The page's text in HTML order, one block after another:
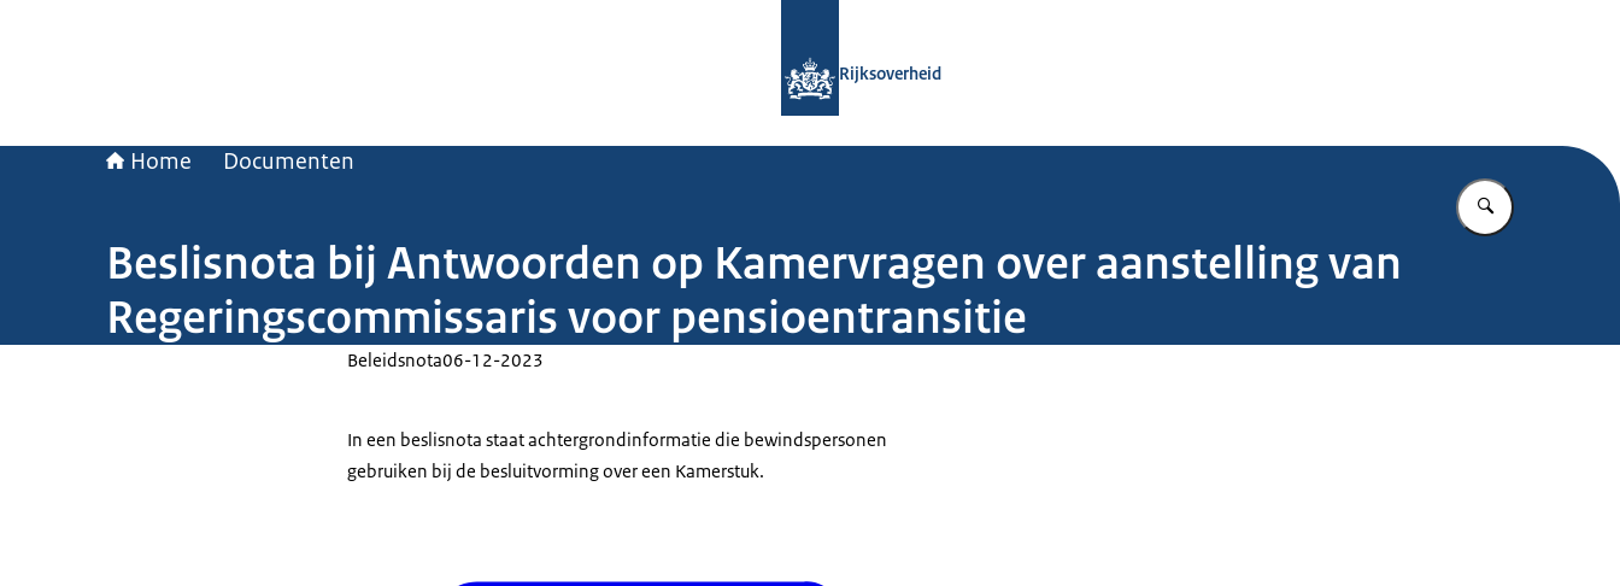
Rijksoverheid
Home Documenten
Vul in wat u
Beslisnota bij Antwoorden op Kamervragen over aanstelling van
Regeringscommissaris voor pensioentransitie
Beleidsnota06-12-2023
In een beslisnota staat achtergrondinformatie die bewindspersonen
gebruiken bij de besluitvorming over een Kamerstuk.